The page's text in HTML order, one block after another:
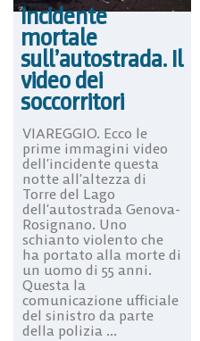
Incidente
mortale
sull’autostrada. Il
video dei
soccorritori
VIAREGGIO. Ecco le
prime immagini video
dell’incidente questa
notte all’altezza di
Torre del Lago
dell’autostrada Genova-
Rosignano. Uno
schianto violento che
ha portato alla morte di
un uomo di 55 anni.
Questa la
comunicazione ufficiale
del sinistro da parte
della polizia ...